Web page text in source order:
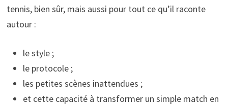
tennis, bien sûr, mais aussi pour tout ce qu’il raconte
autour :
le style ;
le protocole ;
les petites scènes inattendues ;
et cette capacité à transformer un simple match en